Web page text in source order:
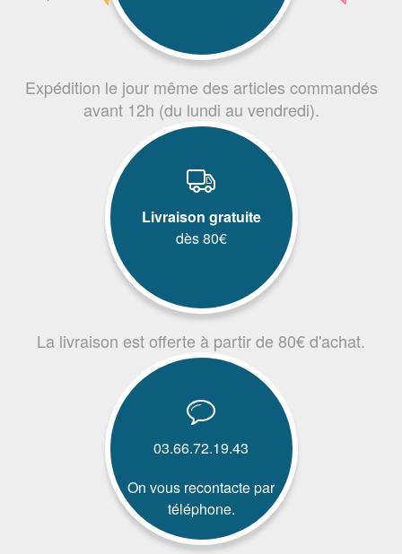
Expédition le jour même des articles commandés
avant 12h (du lundi au vendredi).
Livraison gratuite
dès 80€
La livraison est offerte à partir de 80€ d'achat.
03.66.72.19.43
On vous recontacte par
téléphone.